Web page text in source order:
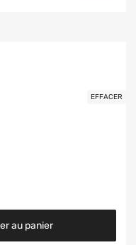
EFFACER
au panier